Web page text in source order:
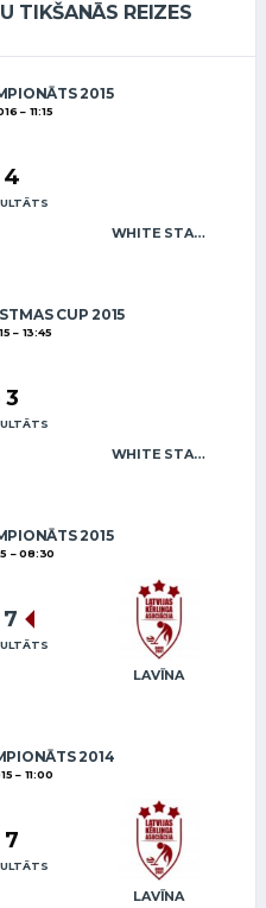
TIKŠANĀS REIZES
2015
11:15
WHITE STAR MAFIA
4
CUP 2015
13:45
WHITE STAR MAFIA
3
2015
08:30
LAVĪNA
7
2014
11:00
LAVĪNA
7